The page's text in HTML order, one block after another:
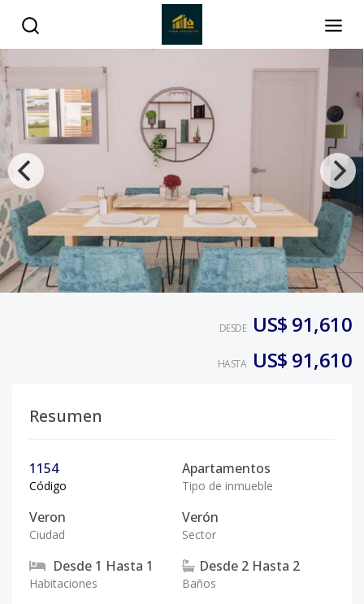
DESDE US$ 91,610
HASTA US$ 91,610
Resumen
1154
Código
Apartamentos
Tipo de inmueble
Veron
Ciudad
Verón
Sector
Desde 1 Hasta 1
Habitaciones
Desde 2 Hasta 2
Baños